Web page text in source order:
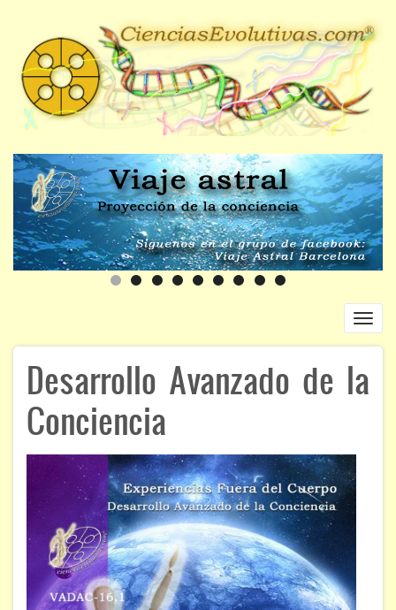
contenido
principal
Navegación
principal
INICIO
ÁREAS DE CONOCIMIENTO
Chamanismo
Flores de Bach
Hipnosis
Los cristales de cuarzo
Desarrollo Avanzado de la
Conciencia